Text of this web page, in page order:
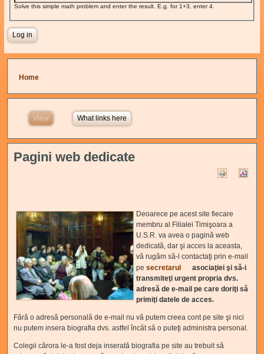
Solve this simple math problem and enter the result. E.g. for 1+3, enter 4.
You are here
Home
View (active tab)What links here
Pagini web dedicate
Deoarece pe acest site fiecare
membru al Filialei Timişoara a
U.S.R. va avea o pagină web
dedicată, dar şi acces la aceasta,
vă rugăm să-l contactaţi prin e-mail
pesecretarul (link is external)
asociaţiei şi să-i
transmiteţi urgent propria dvs.
adresă de e-mail pe care doriţi să
primiţi datele de acces.
Fără o adresă personală de e-mail nu vă putem creea cont pe site şi nici
nu putem insera biografia dvs. astfel încât să o puteţi administra personal.
Colegii cărora le-a fost deja inserată biografia pe site au trebuit să